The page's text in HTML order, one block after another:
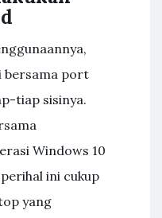
bersama port
tiap sisinya.
Windows 10
ini cukup
yang